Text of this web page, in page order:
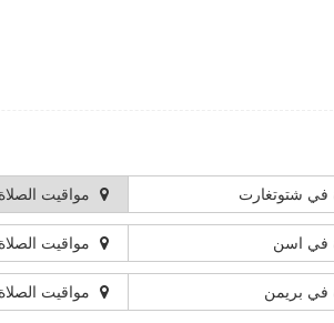
في شتوتغارت مواقيت
في اسن مواقيت
في بريمن مواقيت